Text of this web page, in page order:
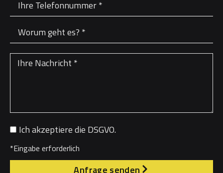
Ich akzeptiere die DSGVO.
*Eingabe erforderlich
Anfrage senden